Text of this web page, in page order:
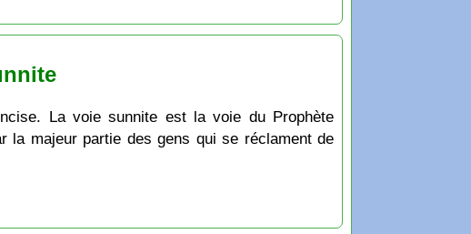
La voie sunnite est la voie du Prophète
la majeur partie des gens qui se réclament de